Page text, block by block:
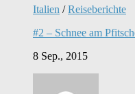
Italien /Reiseberichte
#2 – Schnee am
8 Sep., 2015